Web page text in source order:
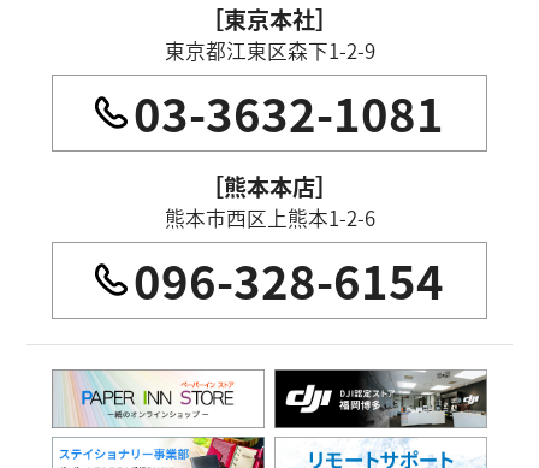
［東京本社］
東京都江東区森下1-2-9
03-3632-1081
［熊本本店］
熊本市西区上熊本1-2-6
096-328-6154